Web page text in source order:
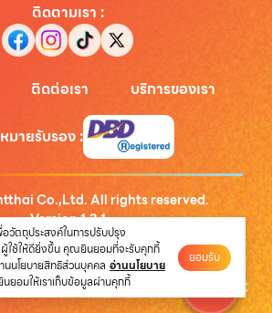
ติดตามเรา :
ติดต่อเรา บริการของเรา
มายรับรอง:
Co.,Ltd. All rights reserved.
Version1.3.1
นโยบายความเป็นส่วนตัว
อวัตถุประสงค์ในการปรับปรุง
ใช้ให้ดียิ่งขึ้น คุณยินยอมที่จะรับคุกกี้
นนโยบายสิทธิส่วนบุคคล อ่านนโยบาย
ยอมให้เราเก็บข้อมูลผ่านคุกกี้
ยอมรับ